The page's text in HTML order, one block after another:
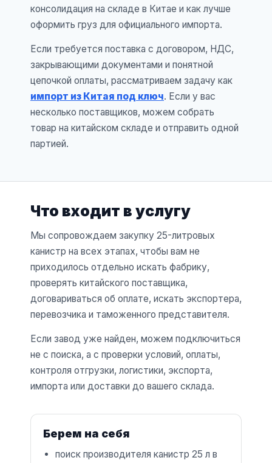
консолидация на складе в Китае и как лучше
оформить груз для официального импорта.
Если требуется поставка с договором, НДС,
закрывающими документами и понятной
цепочкой оплаты, рассматриваем задачу как
импорт из Китая под ключ. Если у вас
несколько поставщиков, можем собрать
товар на китайском складе и отправить одной
партией.
Что входит в услугу
Мы сопровождаем закупку 25-литровых
канистр на всех этапах, чтобы вам не
приходилось отдельно искать фабрику,
проверять китайского поставщика,
договариваться об оплате, искать экспортера,
перевозчика и таможенного представителя.
Если завод уже найден, можем подключиться
не с поиска, а с проверки условий, оплаты,
контроля отгрузки, логистики, экспорта,
импорта или доставки до вашего склада.
Берем на себя
поиск производителя канистр 25 л в